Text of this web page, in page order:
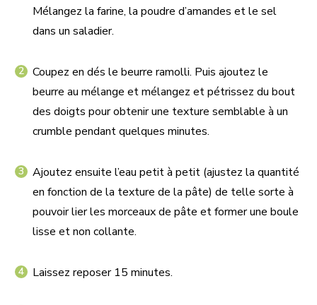
Mélangez la farine, la poudre d’amandes et le sel
dans un saladier.
Coupez en dés le beurre ramolli. Puis ajoutez le
beurre au mélange et mélangez et pétrissez du bout
des doigts pour obtenir une texture semblable à un
crumble pendant quelques minutes.
Ajoutez ensuite l’eau petit à petit (ajustez la quantité
en fonction de la texture de la pâte) de telle sorte à
pouvoir lier les morceaux de pâte et former une boule
lisse et non collante.
Laissez reposer 15 minutes.